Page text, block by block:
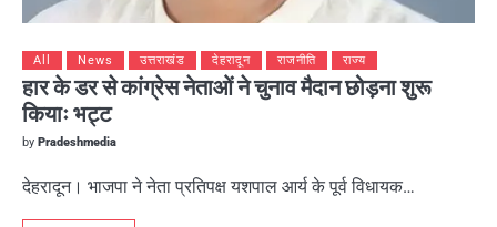
All News उत्तराखंड देहरादून राजनीति राज्य
हार के डर से कांग्रेस नेताओं ने चुनाव मैदान छोड़ना शुरू
कियाः भट्ट
by Pradeshmedia
देहरादून। भाजपा ने नेता प्रतिपक्ष यशपाल आर्य के पूर्व विधायक…